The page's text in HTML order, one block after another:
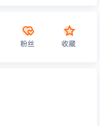
粉丝 收藏